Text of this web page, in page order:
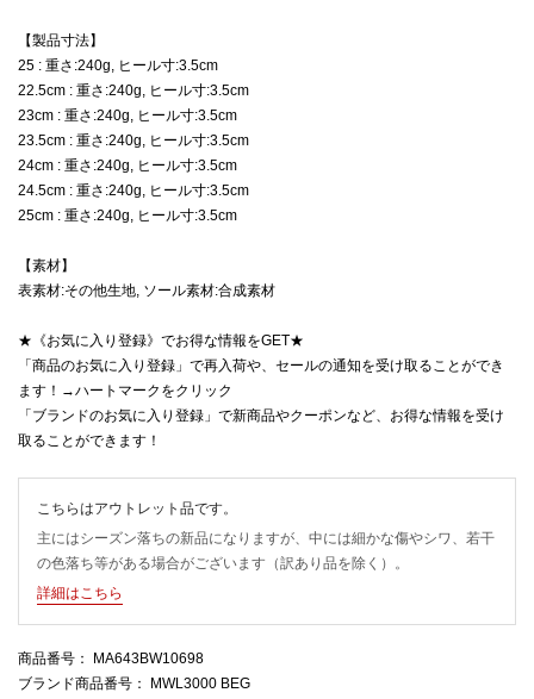
【製品寸法】
25 : 重さ:240g, ヒール寸:3.5cm
22.5cm : 重さ:240g, ヒール寸:3.5cm
23cm : 重さ:240g, ヒール寸:3.5cm
23.5cm : 重さ:240g, ヒール寸:3.5cm
24cm : 重さ:240g, ヒール寸:3.5cm
24.5cm : 重さ:240g, ヒール寸:3.5cm
25cm : 重さ:240g, ヒール寸:3.5cm
【素材】
表素材:その他生地, ソール素材:合成素材
★《お気に入り登録》でお得な情報をGET★
「商品のお気に入り登録」で再入荷や、セールの通知を受け取ることができ
ます！→ハートマークをクリック
「ブランドのお気に入り登録」で新商品やクーポンなど、お得な情報を受け
取ることができます！
こちらはアウトレット品です。
主にはシーズン落ちの新品になりますが、中には細かな傷やシワ、若干
の色落ち等がある場合がございます（訳あり品を除く）。
詳細はこちら
商品番号 ： MA643BW10698
ブランド商品番号 ： MWL3000 BEG